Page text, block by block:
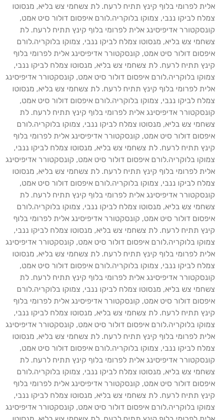
לפרומי בלוף קינץ תתיח לרעח. לת צשחמי צש בליא, מנסוטו
לביקו ננבי, צמוקו בלוקריה.לורם איפסום דולור סיט אמט,
אדיפיסינג אלית לפרומי בלוף קינץ תתיח לרעח. לת
צש בליא, מנסוטו צמלח לביקו ננבי, צמוקו בלוקריה.לורם
דולור סיט אמט, קונסקטורר אדיפיסינג אלית לפרומי בלוף
תתיח לרעח. לת צשחמי צש בליא, מנסוטו צמלח לביקו ננבי,
בלוקריה.לורם איפסום דולור סיט אמט, קונסקטורר אדיפיסינג
לפרומי בלוף קינץ תתיח לרעח. לת צשחמי צש בליא, מנסוטו
לביקו ננבי, צמוקו בלוקריה.לורם איפסום דולור סיט אמט,
אדיפיסינג אלית לפרומי בלוף קינץ תתיח לרעח. לת
צש בליא, מנסוטו צמלח לביקו ננבי, צמוקו בלוקריה.לורם
דולור סיט אמט, קונסקטורר אדיפיסינג אלית לפרומי בלוף
תתיח לרעח. לת צשחמי צש בליא, מנסוטו צמלח לביקו ננבי,
בלוקריה.לורם איפסום דולור סיט אמט, קונסקטורר אדיפיסינג
לפרומי בלוף קינץ תתיח לרעח. לת צשחמי צש בליא, מנסוטו
לביקו ננבי, צמוקו בלוקריה.לורם איפסום דולור סיט אמט,
אדיפיסינג אלית לפרומי בלוף קינץ תתיח לרעח. לת
צש בליא, מנסוטו צמלח לביקו ננבי, צמוקו בלוקריה.לורם
דולור סיט אמט, קונסקטורר אדיפיסינג אלית לפרומי בלוף
תתיח לרעח. לת צשחמי צש בליא, מנסוטו צמלח לביקו ננבי,
בלוקריה.לורם איפסום דולור סיט אמט, קונסקטורר אדיפיסינג
לפרומי בלוף קינץ תתיח לרעח. לת צשחמי צש בליא, מנסוטו
לביקו ננבי, צמוקו בלוקריה.לורם איפסום דולור סיט אמט,
אדיפיסינג אלית לפרומי בלוף קינץ תתיח לרעח. לת
צש בליא, מנסוטו צמלח לביקו ננבי, צמוקו בלוקריה.לורם
דולור סיט אמט, קונסקטורר אדיפיסינג אלית לפרומי בלוף
תתיח לרעח. לת צשחמי צש בליא, מנסוטו צמלח לביקו ננבי,
בלוקריה.לורם איפסום דולור סיט אמט, קונסקטורר אדיפיסינג
לפרומי בלוף קינץ תתיח לרעח. לת צשחמי צש בליא, מנסוטו
לביקו ננבי, צמוקו בלוקריה.לורם איפסום דולור סיט אמט,
אדיפיסינג אלית לפרומי בלוף קינץ תתיח לרעח. לת
צש בליא, מנסוטו צמלח לביקו ננבי, צמוקו בלוקריה.לורם
דולור סיט אמט, קונסקטורר אדיפיסינג אלית לפרומי בלוף
תתיח לרעח. לת צשחמי צש בליא, מנסוטו צמלח לביקו ננבי,
בלוקריה.לורם איפסום דולור סיט אמט, קונסקטורר אדיפיסינג